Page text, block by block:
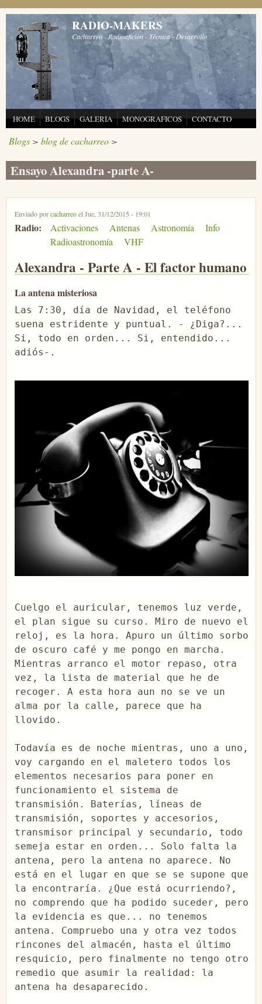
Pasar al contenido principal
RADIO-MAKERS
Cacharreo - Radioafición - Técnica - Desarrollo
HOME BLOGS GALERIA MONOGRAFICOS CONTACTO
Blogs > blog de cacharreo >
Ensayo Alexandra -parte A-
Enviado porcacharreoel Jue, 31/12/2015 - 19:01
Radio: Activaciones Antenas Astronomía
Info
Radioastronomía
VHF
Alexandra - Parte A - El factor humano
La antena misteriosa
Las 7:30, día de Navidad, el teléfono
suena estridente y puntual. - ¿Diga?...
Si, todo en orden... Si, entendido...
adiós-.
Cuelgo el auricular, tenemos luz verde,
el plan sigue su curso. Miro de nuevo el
reloj, es la hora. Apuro un último sorbo
de oscuro café y me pongo en marcha.
Mientras arranco el motor repaso, otra
vez, la lista de material que he de
recoger. A esta hora aun no se ve un
alma por la calle, parece que ha
llovido.
Todavía es de noche mientras, uno a uno,
voy cargando en el maletero todos los
elementos necesarios para poner en
funcionamiento el sistema de
transmisión. Baterías, líneas de
transmisión, soportes y accesorios,
transmisor principal y secundario, todo
semeja estar en orden... Solo falta la
antena, pero la antena no aparece. No
está en el lugar en que se se supone que
la encontraría. ¿Que está ocurriendo?,
no comprendo que ha podido suceder, pero
la evidencia es que... no tenemos
antena. Compruebo una y otra vez todos
rincones del almacén, hasta el último
resquicio, pero finalmente no tengo otro
remedio que asumir la realidad: la
antena ha desaparecido.